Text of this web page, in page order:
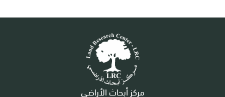
مركز أبحاث الأراضي